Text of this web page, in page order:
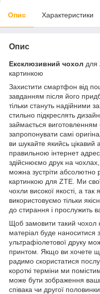
Опис Характеристики
Опис
Ексклюзивний чохол для
картинкою
Захистити смартфон від
завданням після його
тільки стануть надійними
стильно підкреслять
займається виготовленням
запропонувати самі
ви шукайте якийсь цікавий
правильною інтернет
здійснюємо друк на
можна зустріти абсолютно
картинкою для ZTE. Ми
чохли високої якості, а так
використовуємо тільки
до стирання і прослужить
Щоб замовити такий чохол
матеріал буде
ультрафіолетової друку
принтом. Якщо ви хочете
радимо скористатися
короткі терміни ми
може бути зображення
співака чи другої